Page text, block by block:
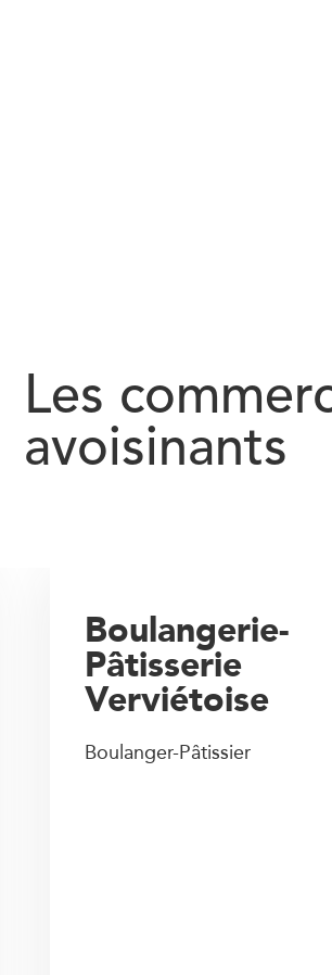
Les
avoisinants
Boulangerie-
Pâtisserie
Verviétoise
Boulanger-Pâtissier